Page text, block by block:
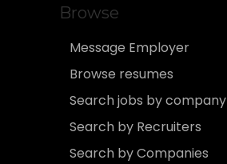
Browse
Message Employer
Browse resumes
Search jobs by company
Search by Recruiters
Search by Companies